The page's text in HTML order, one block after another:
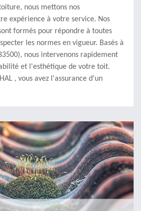
nous mettons nos
expérience à votre service. Nos
formés pour répondre à toutes
les normes en vigueur. Basés à
nous intervenons rapidement
et l'esthétique de votre toit.
, vous avez l'assurance d'un